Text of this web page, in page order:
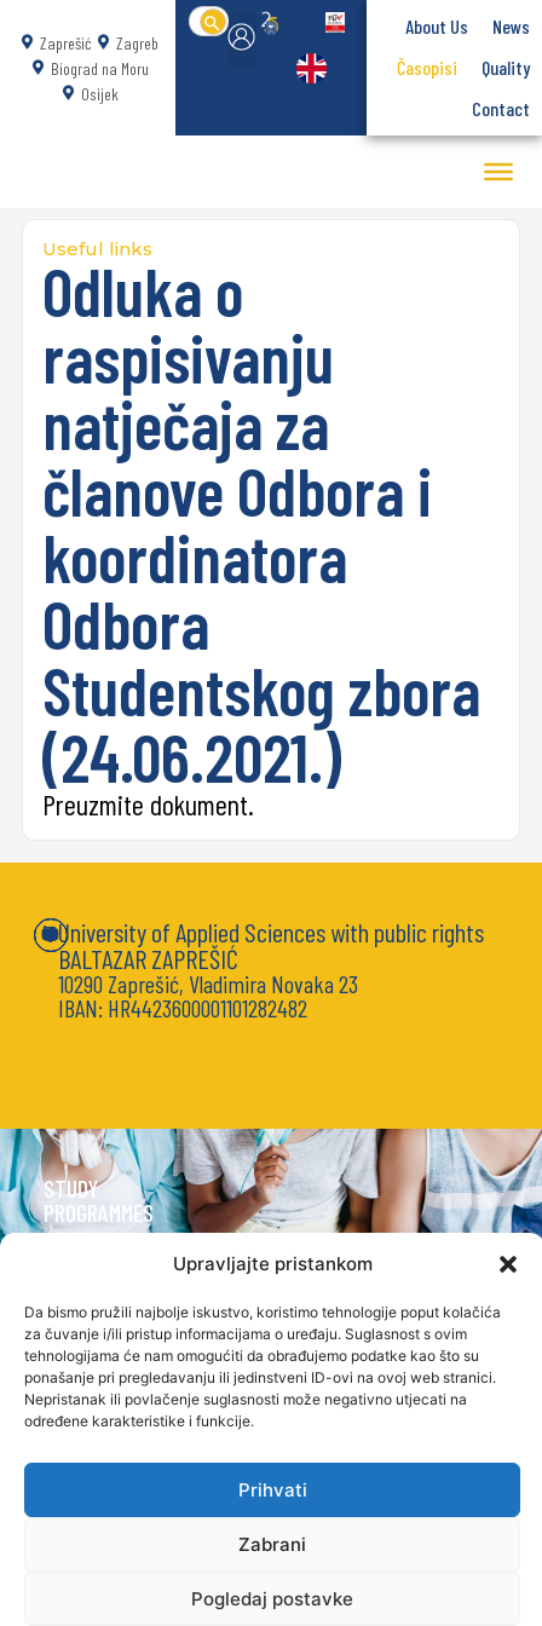
Upravljajte pristankom
Da bismo pružili najbolje iskustvo, koristimo tehnologije poput kolačića
za čuvanje i/ili pristup informacijama o uređaju. Suglasnost s ovim
tehnologijama će nam omogućiti da obrađujemo podatke kao što su
ponašanje pri pregledavanju ili jedinstveni ID-ovi na ovoj web stranici.
Nepristanak ili povlačenje suglasnosti može negativno utjecati na
određene karakteristike i funkcije.
Prihvati
Zabrani
Pogledaj postavke
Zaprešić
Zagreb
Biograd na Moru
Osijek
Search
for:
About Us
News
Časopisi
Quality
Contact
Useful links
Odluka o
raspisivanju
natječaja za
članove Odbora i
koordinatora
Odbora
Studentskog zbora
(24.06.2021.)
Preuzmite dokument.
University of Applied Sciences with public rights
BALTAZAR ZAPREŠIĆ
10290 Zaprešić, Vladimira Novaka 23
IBAN: HR4423600001101282482
STUDY
PROGRAMMES
UNDERGRADUATE
PROFESSIONAL
STUDIES
PROFESSIONAL
GRADUATE
STUDIES
INTERNATIONAL